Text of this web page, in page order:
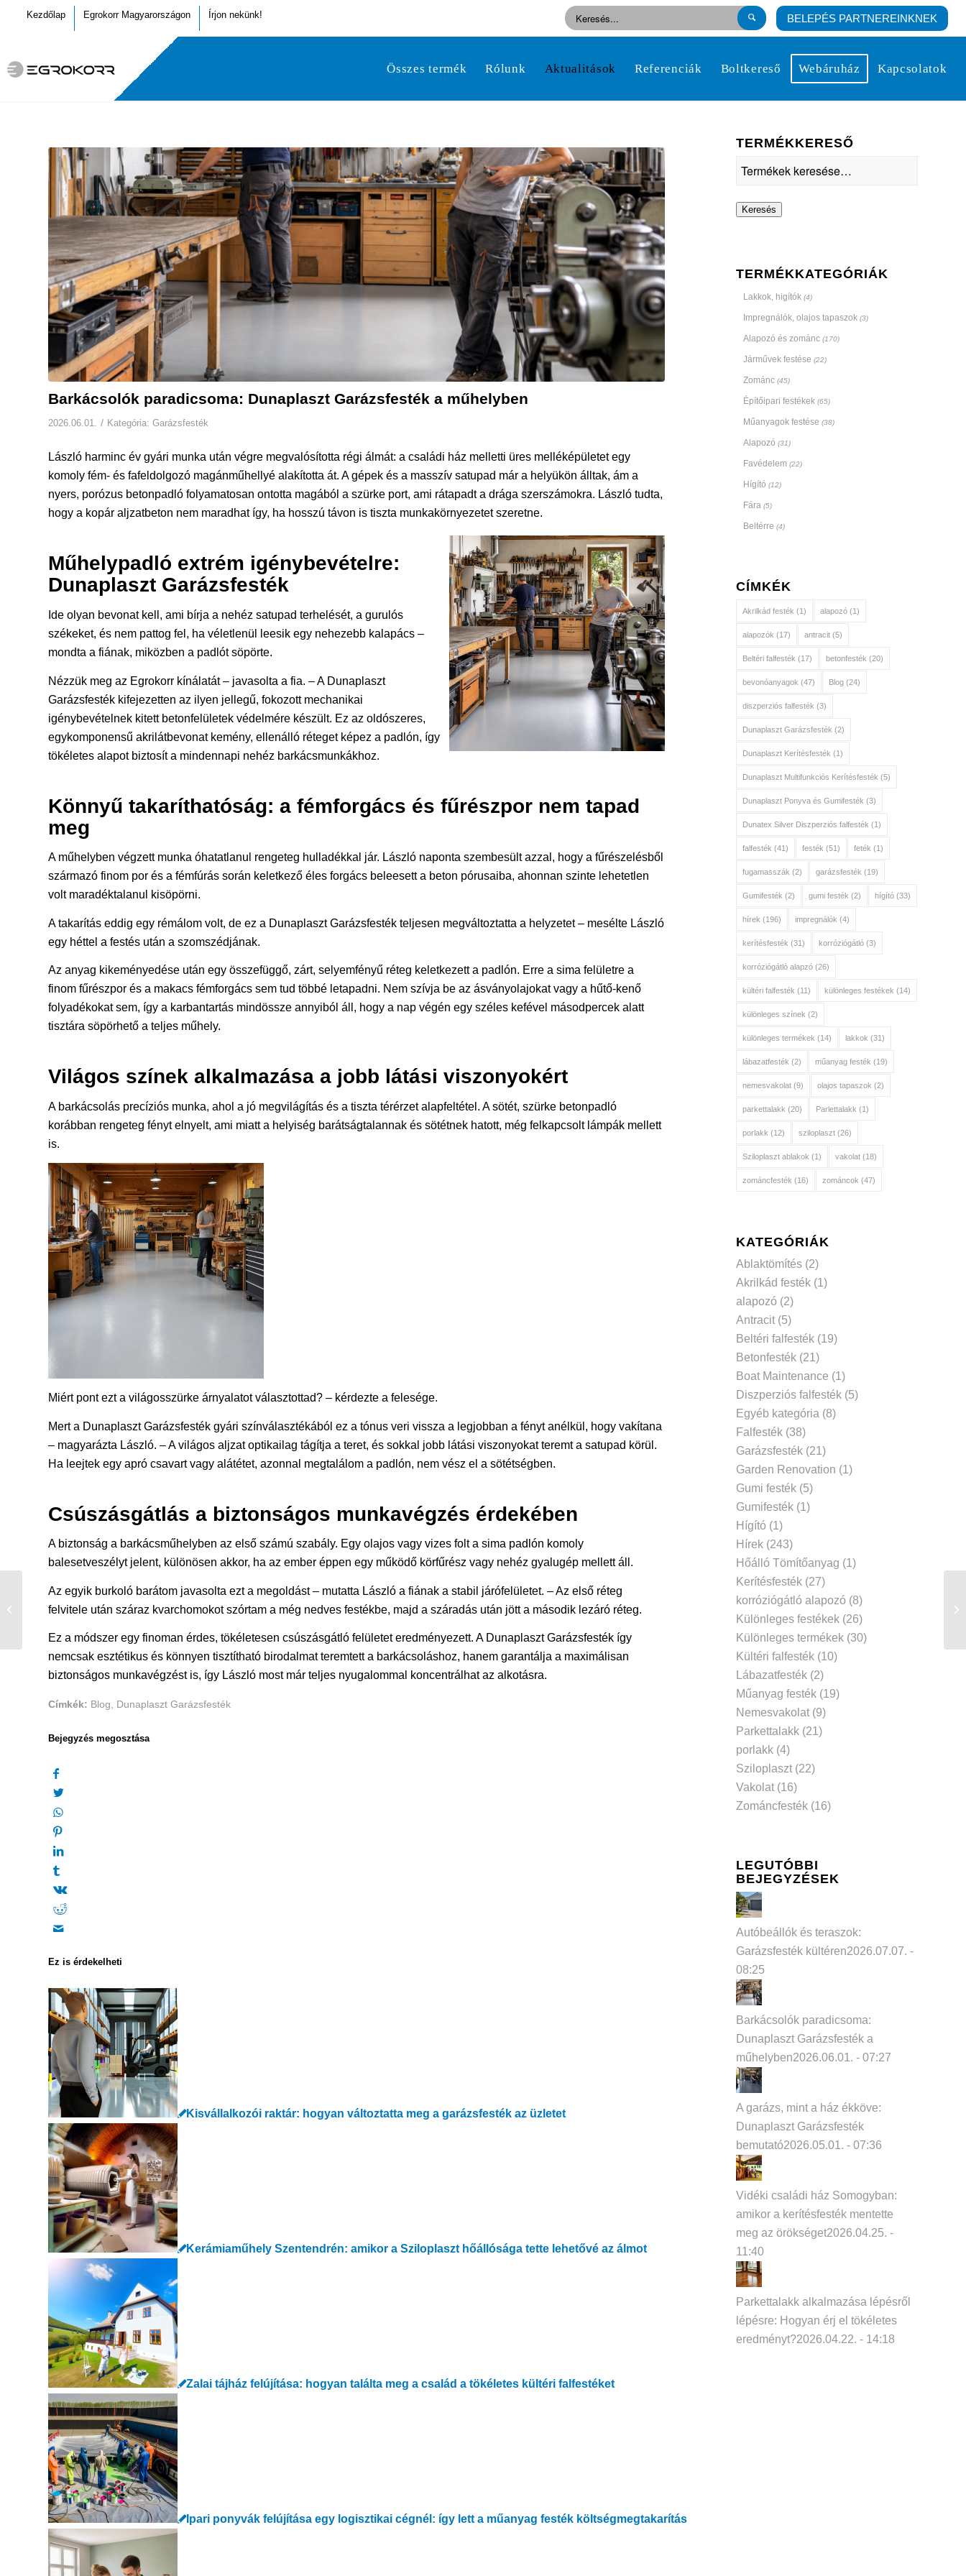
Kezdőlap Egrokorr Magyarországon Írjon nekünk! BELEPÉS PARTNEREINKNEK
Összes termék Rólunk Aktualitások Referenciák Boltkereső Webáruház Kapcsolatok
Barkácsolók paradicsoma: Dunaplaszt Garázsfesték a műhelyben
2026.06.01. / Kategória: Garázsfesték
László harminc év gyári munka után végre megvalósította régi álmát: a családi ház melletti üres melléképületet egy
komoly fém- és fafeldolgozó magánműhellyé alakította át. A gépek és a masszív satupad már a helyükön álltak, ám a
nyers, porózus betonpadló folyamatosan ontotta magából a szürke port, ami rátapadt a drága szerszámokra. László tudta,
hogy a kopár aljzatbeton nem maradhat így, ha hosszú távon is tiszta munkakörnyezetet szeretne.
Műhelypadló extrém igénybevételre:
Dunaplaszt Garázsfesték
Ide olyan bevonat kell, ami bírja a nehéz satupad terhelését, a gurulós
székeket, és nem pattog fel, ha véletlenül leesik egy nehezebb kalapács –
mondta a fiának, miközben a padlót söpörte.
Nézzük meg az Egrokorr kínálatát – javasolta a fia. – A Dunaplaszt
Garázsfesték kifejezetten az ilyen jellegű, fokozott mechanikai
igénybevételnek kitett betonfelületek védelmére készült. Ez az oldószeres,
egykomponensű akrilátbevonat kemény, ellenálló réteget képez a padlón, így
tökéletes alapot biztosít a mindennapi nehéz barkácsmunkákhoz.
Könnyű takaríthatóság: a fémforgács és fűrészpor nem tapad
meg
A műhelyben végzett munka óhatatlanul rengeteg hulladékkal jár. László naponta szembesült azzal, hogy a fűrészelésből
származó finom por és a fémfúrás során keletkező éles forgács beleesett a beton pórusaiba, ahonnan szinte lehetetlen
volt maradéktalanul kisöpörni.
A takarítás eddig egy rémálom volt, de ez a Dunaplaszt Garázsfesték teljesen megváltoztatta a helyzetet – mesélte László
egy héttel a festés után a szomszédjának.
Az anyag kikeményedése után egy összefüggő, zárt, selyemfényű réteg keletkezett a padlón. Erre a sima felületre a
finom fűrészpor és a makacs fémforgács sem tud többé letapadni. Nem szívja be az ásványolajokat vagy a hűtő-kenő
folyadékokat sem, így a karbantartás mindössze annyiból áll, hogy a nap végén egy széles kefével másodpercek alatt
tisztára söpörhető a teljes műhely.
Világos színek alkalmazása a jobb látási viszonyokért
A barkácsolás precíziós munka, ahol a jó megvilágítás és a tiszta térérzet alapfeltétel. A sötét, szürke betonpadló
korábban rengeteg fényt elnyelt, ami miatt a helyiség barátságtalannak és sötétnek hatott, még felkapcsolt lámpák mellett
is.
Miért pont ezt a világosszürke árnyalatot választottad? – kérdezte a felesége.
Mert a Dunaplaszt Garázsfesték gyári színválasztékából ez a tónus veri vissza a legjobban a fényt anélkül, hogy vakítana
– magyarázta László. – A világos aljzat optikailag tágítja a teret, és sokkal jobb látási viszonyokat teremt a satupad körül.
Ha leejtek egy apró csavart vagy alátétet, azonnal megtalálom a padlón, nem vész el a sötétségben.
Csúszásgátlás a biztonságos munkavégzés érdekében
A biztonság a barkácsműhelyben az első számú szabály. Egy olajos vagy vizes folt a sima padlón komoly
balesetveszélyt jelent, különösen akkor, ha az ember éppen egy működő körfűrész vagy nehéz gyalugép mellett áll.
Az egyik burkoló barátom javasolta ezt a megoldást – mutatta László a fiának a stabil járófelületet. – Az első réteg
felvitele után száraz kvarchomokot szórtam a még nedves festékbe, majd a száradás után jött a második lezáró réteg.
Ez a módszer egy finoman érdes, tökéletesen csúszásgátló felületet eredményezett. A Dunaplaszt Garázsfesték így
nemcsak esztétikus és könnyen tisztítható birodalmat teremtett a barkácsoláshoz, hanem garantálja a maximálisan
biztonságos munkavégzést is, így László most már teljes nyugalommal koncentrálhat az alkotásra.
Címkék: Blog Dunaplaszt Garázsfesték
Bejegyzés megosztása
Ez is érdekelheti
Kisvállalkozói raktár: hogyan változtatta meg a garázsfesték az üzletet
Kerámiaműhely Szentendrén: amikor a Sziloplaszt hőállósága tette lehetővé az álmot
Zalai tájház felújítása: hogyan találta meg a család a tökéletes kültéri falfestéket
Ipari ponyvák felújítása egy logisztikai cégnél: így lett a műanyag festék költségmegtakarítás
TERMÉKKERESŐ
Keresés
TERMÉKKATEGÓRIÁK
Lakkok, higítók (4)
Impregnálók, olajos tapaszok (3)
Alapozó és zománc (170)
Járművek festése (22)
Zománc (45)
Építőipari festékek (65)
Műanyagok festése (38)
Alapozó (31)
Favédelem (22)
Hígító (12)
Fára (5)
Beltérre (4)
CÍMKÉK
Akrilkád festék (1) alapozó(1)
alapozók (17) antracit(5)
Beltéri falfesték (17) betonfesték (20)
bevonóanyagok (47) Blog(24)
diszperziós falfesték (3)
Dunaplaszt Garázsfesték (2)
Dunaplaszt Kerítésfesték (1)
Dunaplaszt Multifunkciós Kerítésfesték (5)
Dunaplaszt Ponyva és Gumifesték (3)
Dunatex Silver Diszperziós falfesték (1)
falfesték (41) festék (51) feték (1)
fugamasszák (2) garázsfesték (19)
Gumifesték (2) gumi festék (2) hígító(33)
hírek (196) impregnálók (4)
kerítésfesték (31) korróziógátló(3)
korróziógátló alapzó(26)
kültéri falfesték (11) különleges festékek (14)
különleges színek (2)
különleges termékek (14) lakkok (31)
lábazatfesték (2) műanyag festék (19)
nemesvakolat(9) olajos tapaszok (2)
parkettalakk (20) Parlettalakk (1)
porlakk (12) sziloplaszt(26)
Sziloplaszt ablakok (1) vakolat(18)
zománcfesték (16) zománcok (47)
KATEGÓRIÁK
Ablaktömítés(2)
Akrilkád festék(1)
alapozó (2)
Antracit(5)
Beltéri falfesték(19)
Betonfesték(21)
Boat Maintenance (1)
Diszperziós falfesték(5)
Egyéb kategória (8)
Falfesték(38)
Garázsfesték(21)
Garden Renovation (1)
Gumi festék(5)
Gumifesték(1)
Hígító (1)
Hírek(243)
Hőálló Tömítőanyag (1)
Kerítésfesték(27)
korróziógátló alapozó (8)
Különleges festékek(26)
Különleges termékek(30)
Kültéri falfesték(10)
Lábazatfesték(2)
Műanyag festék(19)
Nemesvakolat(9)
Parkettalakk(21)
porlakk(4)
Sziloplaszt(22)
Vakolat(16)
Zománcfesték(16)
LEGUTÓBBI
BEJEGYZÉSEK
Autóbeállók és teraszok:
Garázsfesték kültéren2026.07.07. -
08:25
Barkácsolók paradicsoma:
Dunaplaszt Garázsfesték a
műhelyben2026.06.01. - 07:27
A garázs, mint a ház ékköve:
Dunaplaszt Garázsfesték
bemutató2026.05.01. - 07:36
Vidéki családi ház Somogyban:
amikor a kerítésfesték mentette
meg az örökséget2026.04.25. -
11:40
Parkettalakk alkalmazása lépésről
lépésre: Hogyan érj el tökéletes
eredményt?2026.04.22. - 14:18
Amikor a részletek
döntenek: Sziloplaszt a
biztonság...